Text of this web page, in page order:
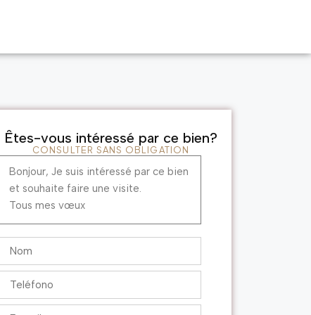
Êtes-vous intéressé par ce bien?
CONSULTER SANS OBLIGATION
Bonjour, Je suis intéressé par ce bien
et souhaite faire une visite.
Tous mes vœux